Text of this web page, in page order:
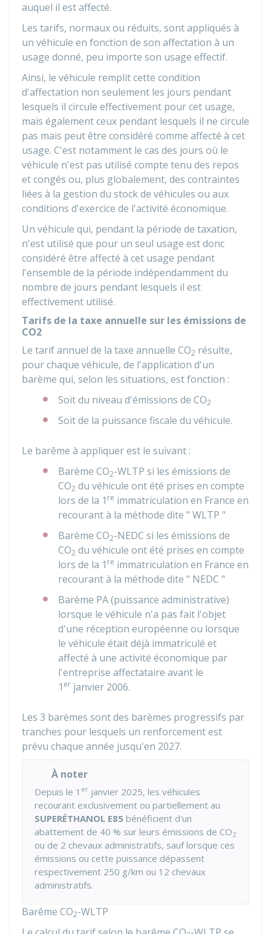
auquel il est affecté.
Les tarifs, normaux ou réduits, sont appliqués à
un véhicule en fonction de son affectation à un
usage donné, peu importe son usage effectif.
Ainsi, le véhicule remplit cette condition
d'affectation non seulement les jours pendant
lesquels il circule effectivement pour cet usage,
mais également ceux pendant lesquels il ne circule
pas mais peut être considéré comme affecté à cet
usage. C'est notamment le cas des jours où le
véhicule n'est pas utilisé compte tenu des repos
et congés ou, plus globalement, des contraintes
liées à la gestion du stock de véhicules ou aux
conditions d'exercice de l'activité économique.
Un véhicule qui, pendant la période de taxation,
n'est utilisé que pour un seul usage est donc
considéré être affecté à cet usage pendant
l'ensemble de la période indépendamment du
nombre de jours pendant lesquels il est
effectivement utilisé.
Tarifs de la taxe annuelle sur les émissions de
CO2
Le tarif annuel de la taxe annuelle CO2 résulte,
pour chaque véhicule, de l'application d'un
barème qui, selon les situations, est fonction :
Soit du niveau d'émissions de CO2
Soit de la puissance fiscale du véhicule.
Le barême à appliquer est le suivant :
Barème CO2-WLTP si les émissions de
CO2 du véhicule ont été prises en compte
lors de la 1 re immatriculation en France en
recourant à la méthode dite " WLTP "
Barème CO2-NEDC si les émissions de
CO2 du véhicule ont été prises en compte
lors de la 1 re immatriculation en France en
recourant à la méthode dite " NEDC "
Barème PA (puissance administrative)
lorsque le véhicule n'a pas fait l'objet
d'une réception européenne ou lorsque
le véhicule était déjà immatriculé et
affecté à une activité économique par
l'entreprise affectataire avant le
1 er janvier 2006.
Les 3 barèmes sont des barèmes progressifs par
tranches pour lesquels un renforcement est
prévu chaque année jusqu'en 2027.
À noter
Depuis le 1 er janvier 2025, les véhicules
recourant exclusivement ou partiellement au
SUPERÉTHANOL E85 bénéficient d'un
abattement de 40 % sur leurs émissions de CO2
ou de 2 chevaux administratifs, sauf lorsque ces
émissions ou cette puissance dépassent
respectivement 250 g/km ou 12 chevaux
administratifs.
Barême CO2-WLTP